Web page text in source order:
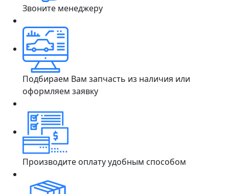
Звоните менеджеру
Подбираем Вам запчасть из наличия или
оформляем заявку
Производите оплату удобным способом